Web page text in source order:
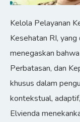
Kelola Pelayanan
Kesehatan RI, yang
menegaskan
Perbatasan, dan
khusus dalam
kontekstual,
Elvienda